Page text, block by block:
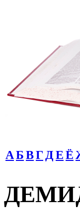
АБВГ ДЕЁ